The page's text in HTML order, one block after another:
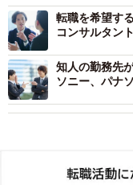
転職を希望す
コンサルタン
知人の勤務先
ソニー、パナ